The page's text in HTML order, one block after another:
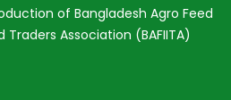
of Bangladesh Agro Feed
Association (BAFIITA)